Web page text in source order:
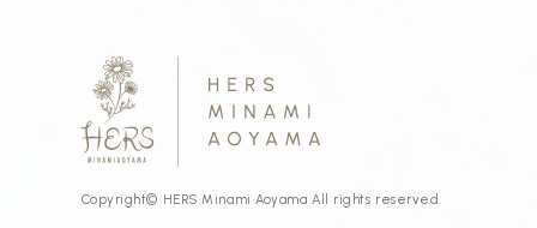
Copyright© HERS Minami Aoyama All rights reserved.